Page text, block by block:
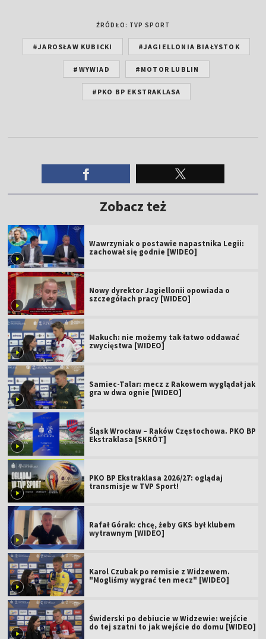
ŹRÓDŁO: TVP SPORT
#JAROSŁAW KUBICKI #JAGIELLONIA BIAŁYSTOK
#WYWIAD #MOTOR LUBLIN
#PKO BP EKSTRAKLASA
Zobacz też
Wawrzyniak o postawie napastnika Legii:
zachował się godnie [WIDEO]
Nowy dyrektor Jagiellonii opowiada o
szczegółach pracy [WIDEO]
Makuch: nie możemy tak łatwo oddawać
zwycięstwa [WIDEO]
Samiec-Talar: mecz z Rakowem wyglądał jak
gra w dwa ognie [WIDEO]
Śląsk Wrocław – Raków Częstochowa. PKO BP
Ekstraklasa [SKRÓT]
PKO BP Ekstraklasa 2026/27: oglądaj
transmisje w TVP Sport!
Rafał Górak: chcę, żeby GKS był klubem
wytrawnym [WIDEO]
Karol Czubak po remisie z Widzewem.
"Mogliśmy wygrać ten mecz" [WIDEO]
Świderski po debiucie w Widzewie: wejście
do tej szatni to jak wejście do domu [WIDEO]